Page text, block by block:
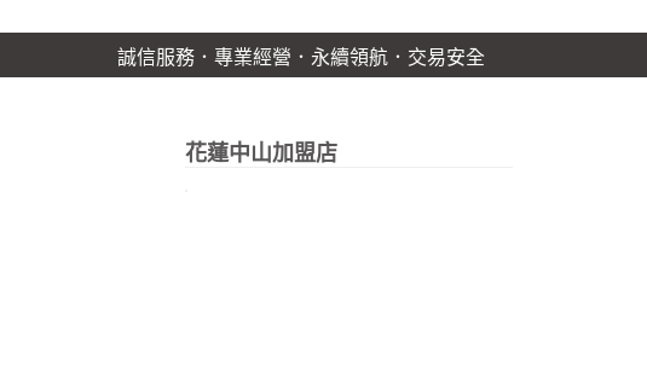
誠信服務．專業經營．永續領航．交易安全
花蓮中山加盟店